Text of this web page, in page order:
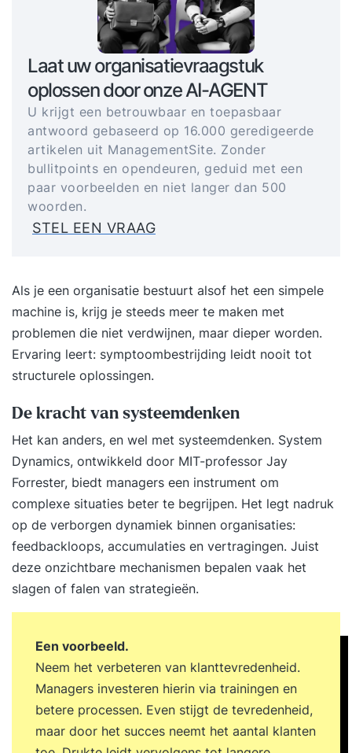
Laat uw organisatievraagstuk
oplossen door onze AI-AGENT
U krijgt een betrouwbaar en toepasbaar
antwoord gebaseerd op 16.000 geredigeerde
artikelen uit ManagementSite. Zonder
bullitpoints en opendeuren, geduid met een
paar voorbeelden en niet langer dan 500
woorden.
STEL EEN VRAAG
Als je een organisatie bestuurt alsof het een simpele
machine is, krijg je steeds meer te maken met
problemen die niet verdwijnen, maar dieper worden.
Ervaring leert: symptoombestrijding leidt nooit tot
structurele oplossingen.
De kracht van systeemdenken
Het kan anders, en wel met systeemdenken. System
Dynamics, ontwikkeld door MIT-professor Jay
Forrester, biedt managers een instrument om
complexe situaties beter te begrijpen. Het legt nadruk
op de verborgen dynamiek binnen organisaties:
feedbackloops, accumulaties en vertragingen. Juist
deze onzichtbare mechanismen bepalen vaak het
slagen of falen van strategieën.
Een voorbeeld.
Neem het verbeteren van klanttevredenheid.
Managers investeren hierin via trainingen en
betere processen. Even stijgt de tevredenheid,
maar door het succes neemt het aantal klanten